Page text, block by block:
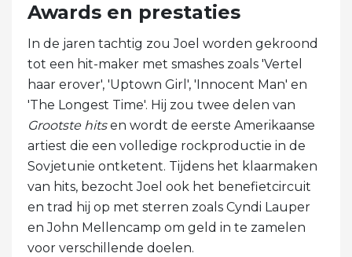
Awards en prestaties
In de jaren tachtig zou Joel worden gekroond
tot een hit-maker met smashes zoals 'Vertel
haar erover', 'Uptown Girl', 'Innocent Man' en
'The Longest Time'. Hij zou twee delen van
Grootste hitsen wordt de eerste Amerikaanse
artiest die een volledige rockproductie in de
Sovjetunie ontketent. Tijdens het klaarmaken
van hits, bezocht Joel ook het benefietcircuit
en trad hij op met sterren zoals Cyndi Lauper
en John Mellencamp om geld in te zamelen
voor verschillende doelen.